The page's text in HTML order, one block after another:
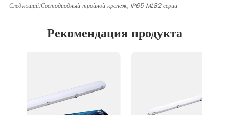
Следующий:Светодиодный тройной крепеж, IP65 ML82 серии
Рекомендация продукта